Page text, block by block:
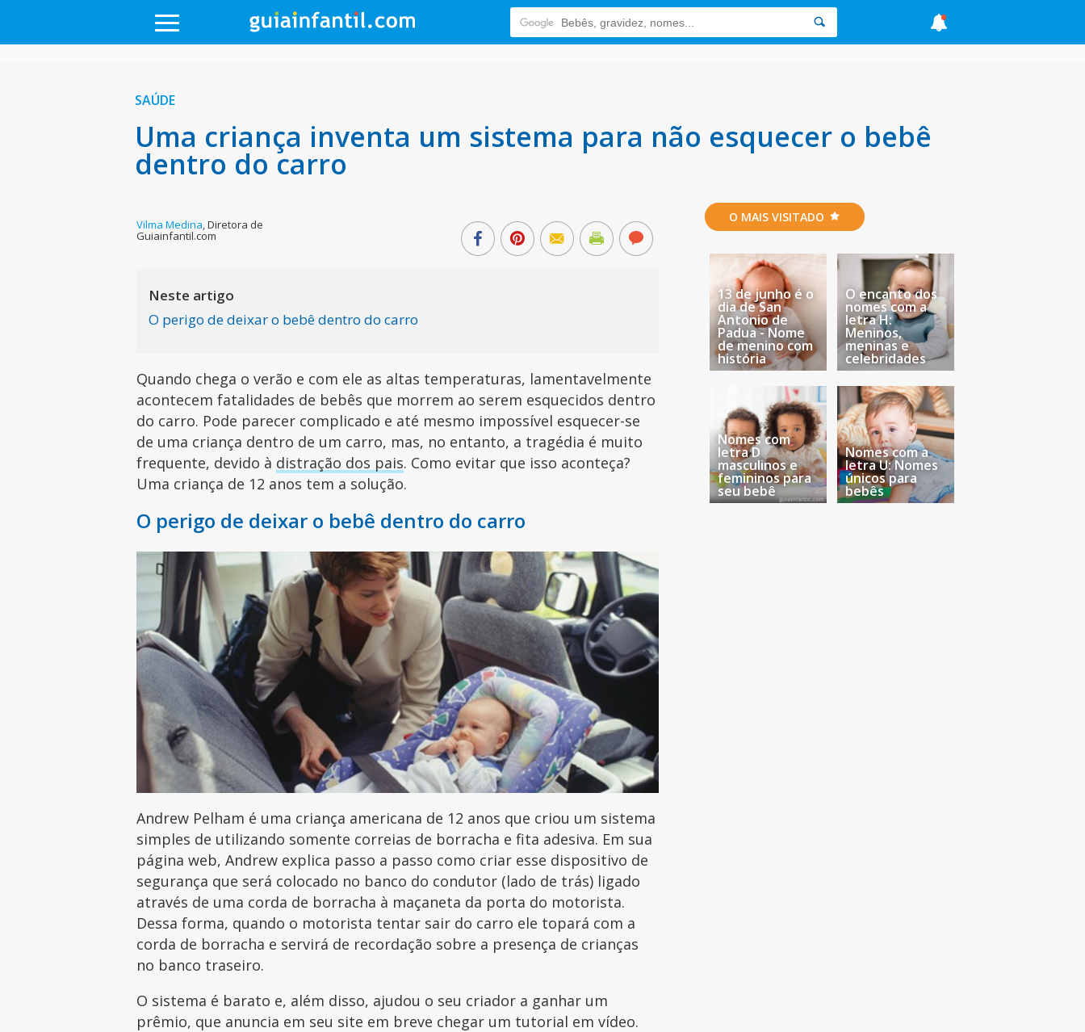
SAÚDE
Uma criança inventa um sistema para não esquecer o bebê
dentro do carro
Vilma Medina,Diretora de
Guiainfantil.com
Neste artigo
O perigo de deixar o bebê dentro do carro
Quando chega o verão e com ele as altas temperaturas, lamentavelmente
acontecem fatalidades de bebês que morrem ao serem esquecidos dentro
do carro. Pode parecer complicado e até mesmo impossível esquecer-se
de uma criança dentro de um carro, mas, no entanto, a tragédia é muito
frequente, devido à distração dos pais. Como evitar que isso aconteça?
Uma criança de 12 anos tem a solução.
O perigo de deixar o bebê dentro do carro
Andrew Pelham é uma criança americana de 12 anos que criou um sistema
simples de utilizando somente correias de borracha e fita adesiva. Em sua
página web, Andrew explica passo a passo como criar esse dispositivo de
segurança que será colocado no banco do condutor (lado de trás) ligado
através de uma corda de borracha à maçaneta da porta do motorista.
Dessa forma, quando o motorista tentar sair do carro ele topará com a
corda de borracha e servirá de recordação sobre a presença de crianças
no banco traseiro.
O sistema é barato e, além disso, ajudou o seu criador a ganhar um
prêmio, que anuncia em seu site em breve chegar um tutorial em vídeo.
O MAIS VISITADO
13 de junho é o
dia de San
Antonio de
Padua - Nome
de menino com
história
O encanto dos
nomes com a
letra H:
Meninos,
meninas e
celebridades
Nomes com
letra D
masculinos e
femininos para
seu bebê
Nomes com a
letra U: Nomes
únicos para
bebês